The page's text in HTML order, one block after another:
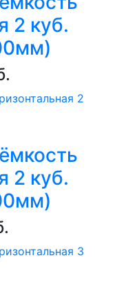
2 куб.
2 куб.